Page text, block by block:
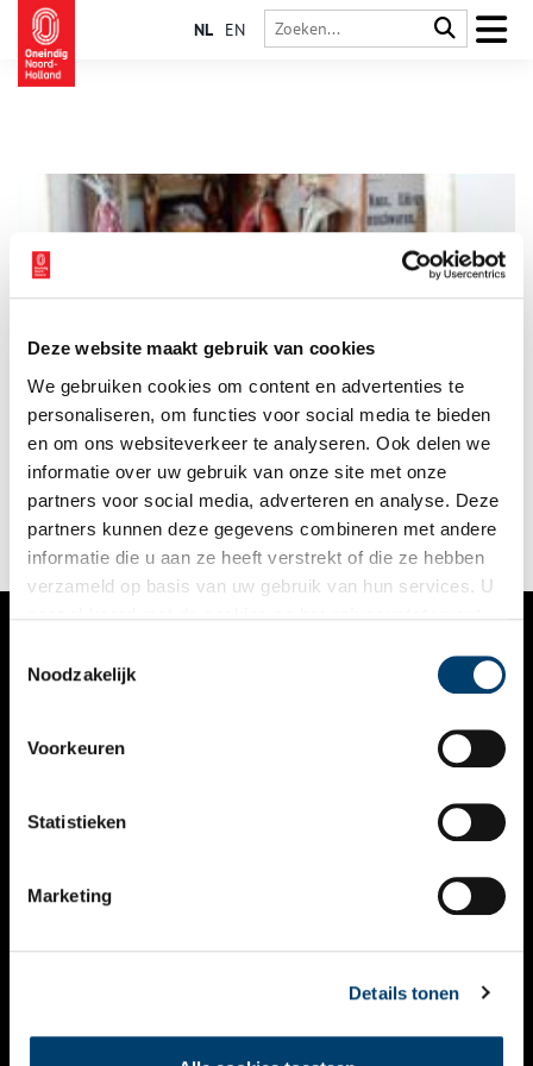
Deze website maakt gebruik van cookies
We gebruiken cookies om content en advertenties te
personaliseren, om functies voor social media te bieden
en om ons websiteverkeer te analyseren. Ook delen we
informatie over uw gebruik van onze site met onze
partners voor social media, adverteren en analyse. Deze
partners kunnen deze gegevens combineren met andere
informatie die u aan ze heeft verstrekt of die ze hebben
verzameld op basis van uw gebruik van hun services. U
Noodzakelijk
Voorkeuren
Statistieken
Marketing
Details tonen
NL EN
De voorraadkast, het café, de werkplaats – Anneke van de Wal
(1963) bouwt sinds 2019 haar miniatuurwerelden in houten
laatjes en kistjes. Ze stelt deze diorama’s samen vanuit haar
kleine woning in het Hofje van Bakenes.
1 min
VERHALEN
KALENDER
THEMA’S
VIDEO’S
CONTACT